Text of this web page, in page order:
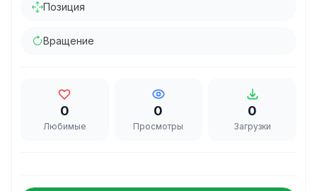
Позиция
Вращение
0
Любимые
0
Просмотры
0
Загрузки